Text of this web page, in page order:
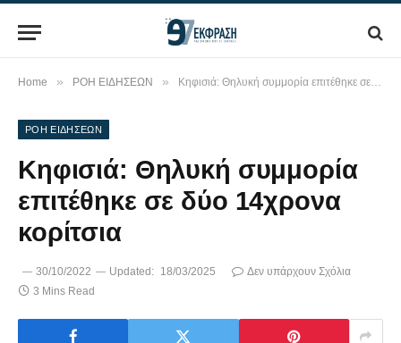
Home » ΡΟΗ ΕΙΔΗΣΕΩΝ » Κηφισιά: Θηλυκή συμμορία επιτέθηκε σε δύο 14χρονα κορίτσια
ΡΟΗ ΕΙΔΗΣΕΩΝ
Κηφισιά: Θηλυκή συμμορία
επιτέθηκε σε δύο 14χρονα
κορίτσια
30/10/2022 Updated: 18/03/2025
Δεν υπάρχουν Σχόλια
3 Mins Read